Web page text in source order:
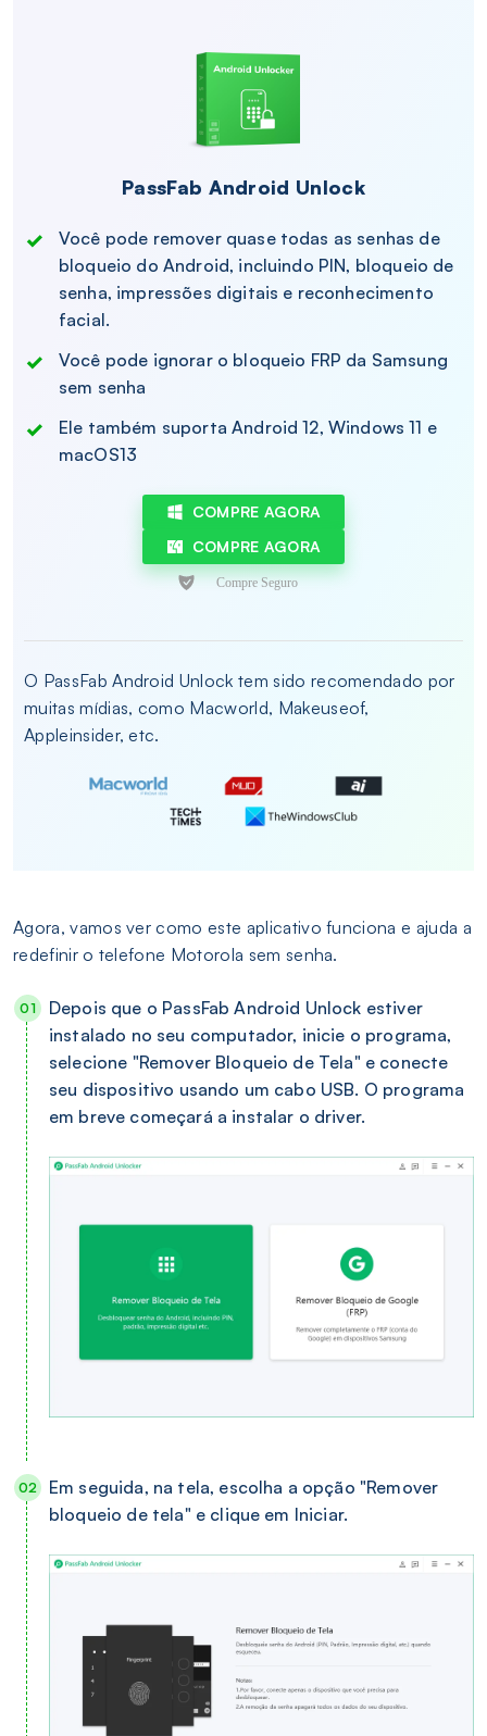
PassFab Android Unlock
Você pode remover quase todas as senhas de
bloqueio do Android, incluindo PIN, bloqueio de
senha, impressões digitais e reconhecimento
facial.
Você pode ignorar o bloqueio FRP da Samsung
sem senha
Ele também suporta Android 12, Windows 11 e
macOS13
COMPRE AGORA
COMPRE AGORA
O PassFab Android Unlock tem sido recomendado por
muitas mídias, como Macworld, Makeuseof,
Appleinsider, etc.
Agora, vamos ver como este aplicativo funciona e ajuda a
redefinir o telefone Motorola sem senha.
Depois que o PassFab Android Unlock estiver
instalado no seu computador, inicie o programa,
selecione "Remover Bloqueio de Tela" e conecte
seu dispositivo usando um cabo USB. O programa
em breve começará a instalar o driver.
Em seguida, na tela, escolha a opção "Remover
bloqueio de tela" e clique em Iniciar.